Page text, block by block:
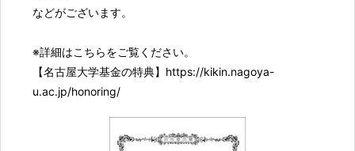
などがございます。
※詳細はこちらをご覧ください。
【名古屋大学基金の特典】 https://kikin.nagoya-
u.ac.jp/honoring/